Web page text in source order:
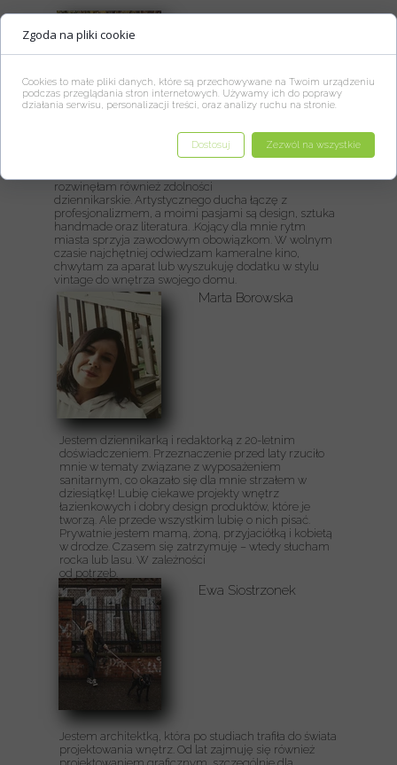
Marta Borowska
Ewa Siostrzonek
Dbam o Social Media i kreatywny wizerunek naszych
klientów. Po ukończeniu studiów filologicznych
rozwinęłam również zdolności
dziennikarskie. Artystycznego ducha łączę z
profesjonalizmem, a moimi pasjami są design, sztuka
handmade oraz literatura. .Kojący dla mnie rytm
miasta sprzyja zawodowym obowiązkom. W wolnym
czasie najchętniej odwiedzam kameralne kino,
chwytam za aparat lub wyszukuję dodatku w stylu
vintage do wnętrza swojego domu.
Jestem architektką, która po studiach trafiła do świata
projektowania wnętrz. Od lat zajmuję się również
Jestem dziennikarką i redaktorką z 20-letnim
doświadczeniem. Przeznaczenie przed laty rzuciło
mnie w tematy związane z wyposażeniem
sanitarnym, co okazało się dla mnie strzałem w
dziesiątkę! Lubię ciekawe projekty wnętrz
łazienkowych i dobry design produktów, które je
tworzą. Ale przede wszystkim lubię o nich pisać.
Prywatnie jestem mamą, żoną, przyjaciółką i kobietą
w drodze. Czasem się zatrzymuję – wtedy słucham
rocka lub lasu. W zależności
od potrzeb.
Zgoda na pliki cookie
Cookies to małe pliki danych, które są przechowywane na Twoim urządzeniu
podczas przeglądania stron internetowych. Używamy ich do poprawy
działania serwisu, personalizacji treści, oraz analizy ruchu na stronie.
Dostosuj Zezwól na wszystkie